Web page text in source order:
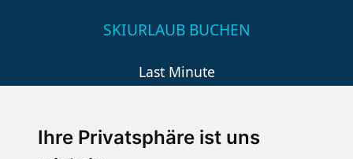
Ihre Privatsphäre ist uns
SKIURLAUB BUCHEN
Last Minute
Wellness